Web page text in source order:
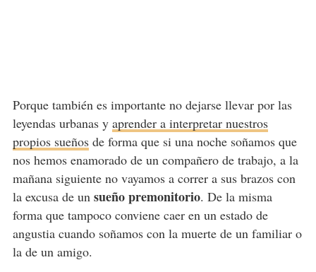
Porque también es importante no dejarse llevar por las
leyendas urbanas y aprender a interpretar nuestros
propios sueñosde forma que si una noche soñamos que
nos hemos enamorado de un compañero de trabajo, a la
mañana siguiente no vayamos a correr a sus brazos con
la excusa de un sueño premonitorio. De la misma
forma que tampoco conviene caer en un estado de
angustia cuando soñamos con la muerte de un familiar o
la de un amigo.